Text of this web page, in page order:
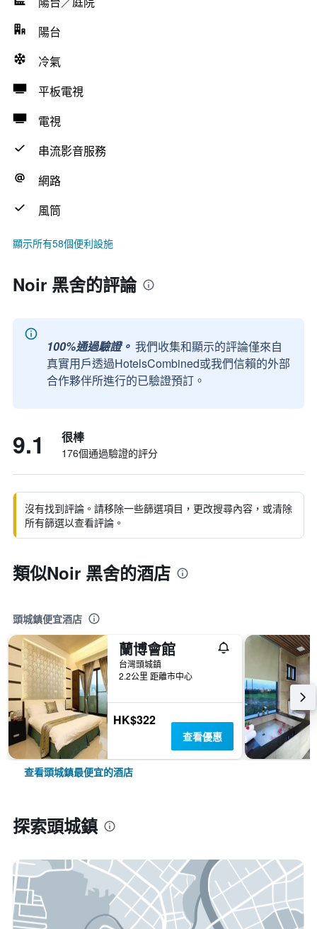
陽台
冷氣
平板電視
電視
串流影音服務
網路
風筒
顯示所有58個便利設施
Noir 黑舍的評論
100%通過驗證。 我們收集和顯示的評論僅來自
真實用戶透過HotelsCombined或我們信賴的外部
合作夥伴所進行的已驗證預訂。
9.1 很棒
176個通過驗證的評分
沒有找到評論。請移除一些篩選項目，更改搜尋內容，或清除
所有篩選以查看評論。
類似Noir 黑舍的酒店
頭城鎮便宜酒店
蘭博會館
台灣頭城鎮
2.2公里 距離市中心
HK$322
查看優惠
查看頭城鎮最便宜的酒店
探索頭城鎮